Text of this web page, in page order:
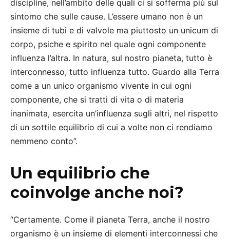
discipline, nell’ambito delle quali ci si sofferma più sul
sintomo che sulle cause. L’essere umano non è un
insieme di tubi e di valvole ma piuttosto un unicum di
corpo, psiche e spirito nel quale ogni componente
influenza l’altra. In natura, sul nostro pianeta, tutto è
interconnesso, tutto influenza tutto. Guardo alla Terra
come a un unico organismo vivente in cui ogni
componente, che si tratti di vita o di materia
inanimata, esercita un’influenza sugli altri, nel rispetto
di un sottile equilibrio di cui a volte non ci rendiamo
nemmeno conto”.
Un equilibrio che
coinvolge anche noi?
“Certamente. Come il pianeta Terra, anche il nostro
organismo è un insieme di elementi interconnessi che